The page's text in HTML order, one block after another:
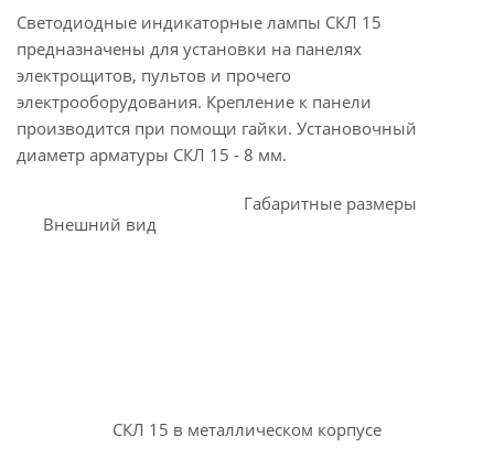
Светодиодные индикаторные лампы СКЛ 15
предназначены для установки на панелях
электрощитов, пультов и прочего
электрооборудования. Крепление к панели
производится при помощи гайки. Установочный
диаметр арматуры СКЛ 15 - 8 мм.
Внешний вид
Габаритные размеры
СКЛ 15 в металлическом корпусе